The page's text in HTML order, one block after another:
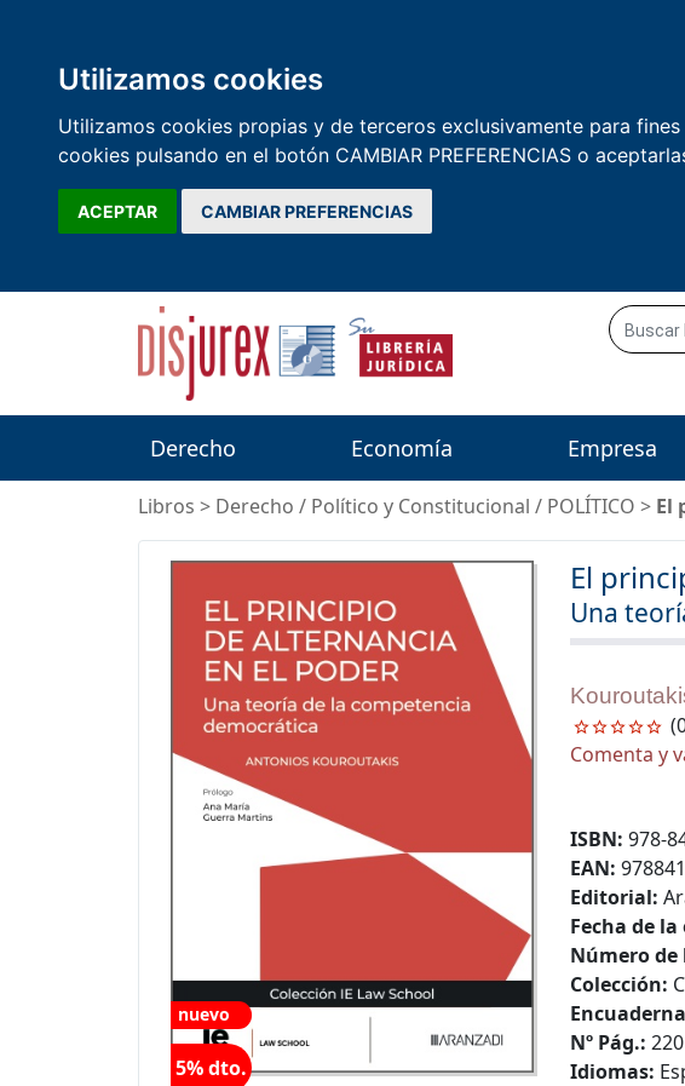
Utilizamos cookies
Utilizamos cookies propias y de terceros exclusivamente para fines
cookies pulsando en el botón CAMBIAR PREFERENCIAS o
ACEPTAR CAMBIAR PREFERENCIAS
Derecho Economía Empresa
Libros > Derecho / Político y Constitucional / POLÍTICO > El
El
Una
nuevo
5% dto.
Comenta y
ISBN: 978-
EAN:
Editorial:
Fecha de
Número de
Colección:
Nº Pág.: 220
Idiomas: